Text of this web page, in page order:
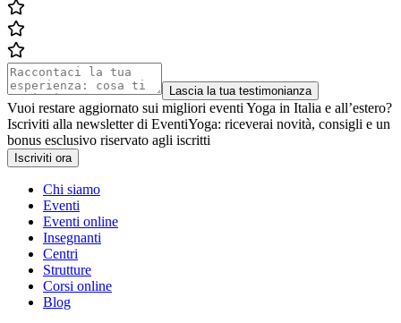
Lascia la tua testimonianza
Vuoi restare aggiornato sui migliori eventi Yoga in Italia e all’estero?
Iscriviti alla newsletter di EventiYoga: riceverai novità, consigli e un
bonus esclusivo riservato agli iscritti
Iscriviti ora
Chi siamo
Eventi
Eventi online
Insegnanti
Centri
Strutture
Corsi online
Blog